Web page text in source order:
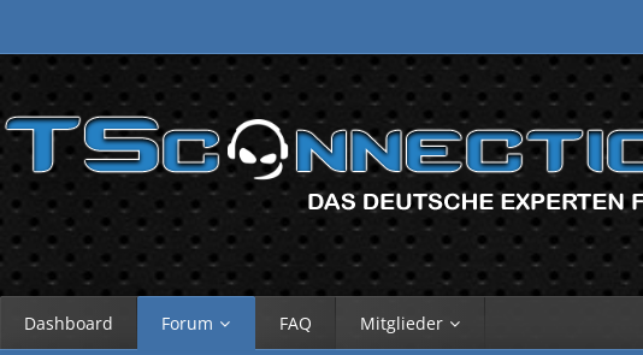
Dashboard Forum FAQ Mitglieder